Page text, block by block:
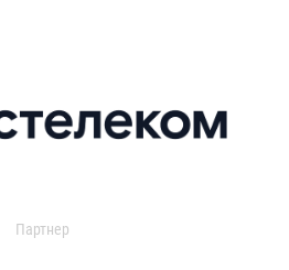
Партнер